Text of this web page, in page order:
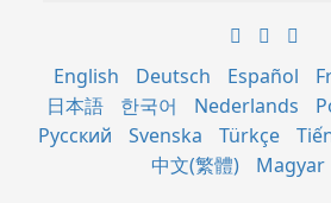
English Deutsch Español
日本語
한국어 Nederlands
Русский
Svenska Türkçe
中文(繁體)
Magyar